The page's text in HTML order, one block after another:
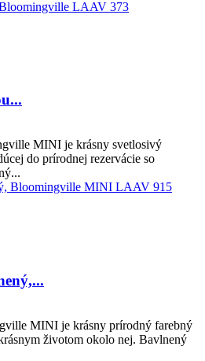
MINI je krásny svetlosivý
do prírodnej rezervácie so
MINI je krásny prírodný farebný
životom okolo nej. Bavlnený